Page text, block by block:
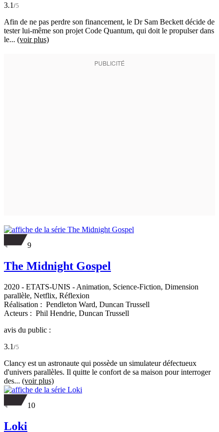
3.1 /5
Afin de ne pas perdre son financement, le Dr Sam Beckett décide de
tester lui-même son projet Code Quantum, qui doit le propulser dans
le... (voir plus)
9
The Midnight Gospel
2020 - ETATS-UNIS - Animation, Science-Fiction, Dimension
parallèle, Netflix, Réflexion
Réalisation : Pendleton Ward, Duncan Trussell
Acteurs : Phil Hendrie, Duncan Trussell
avis du public :
3.1 /5
Clancy est un astronaute qui possède un simulateur défectueux
d'univers parallèles. Il quitte le confort de sa maison pour interroger
des... (voir plus)
10
Loki